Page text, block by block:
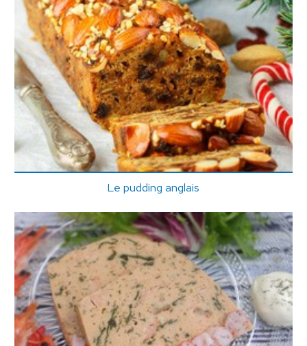
Le pudding anglais